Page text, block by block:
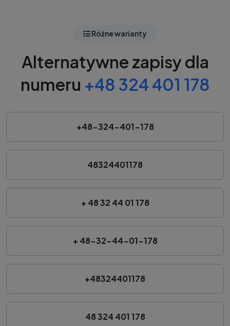
Różne warianty
Alternatywne zapisy dla
numeru +48 324 401 178
+48-324-401-178
48324401178
+ 48 32 44 01 178
+ 48-32-44-01-178
+48324401178
48 324 401 178